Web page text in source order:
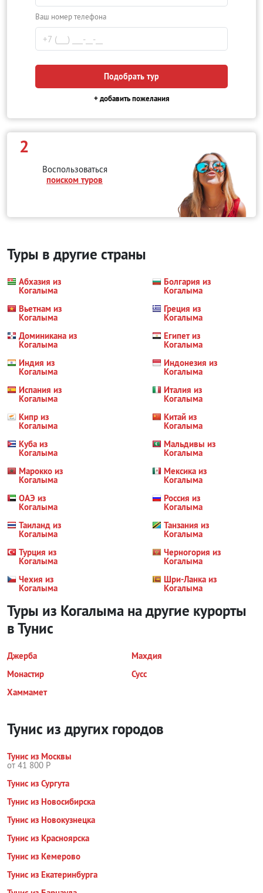
Ваш номер телефона
Подобрать тур
+ добавить пожелания
2
Воспользоваться
поиском туров
Туры в другие страны
Абхазия из
Когалыма
Болгария из
Когалыма
Вьетнам из
Когалыма
Греция из
Когалыма
Доминикана из
Когалыма
Египет из
Когалыма
Индия из
Когалыма
Индонезия из
Когалыма
Испания из
Когалыма
Италия из
Когалыма
Кипр из
Когалыма
Китай из
Когалыма
Куба из
Когалыма
Мальдивы из
Когалыма
Марокко из
Когалыма
Мексика из
Когалыма
ОАЭ из
Когалыма
Россия из
Когалыма
Таиланд из
Когалыма
Танзания из
Когалыма
Турция из
Когалыма
Черногория из
Когалыма
Чехия из
Когалыма
Шри-Ланка из
Когалыма
Туры из Когалыма на другие курорты
в Тунис
Джерба
Махдия
Монастир
Сусс
Хаммамет
Тунис из других городов
Тунис из Москвы
от 41 800 Р
Тунис из Сургута
Тунис из Новосибирска
Тунис из Новокузнецка
Тунис из Красноярска
Тунис из Кемерово
Тунис из Екатеринбурга